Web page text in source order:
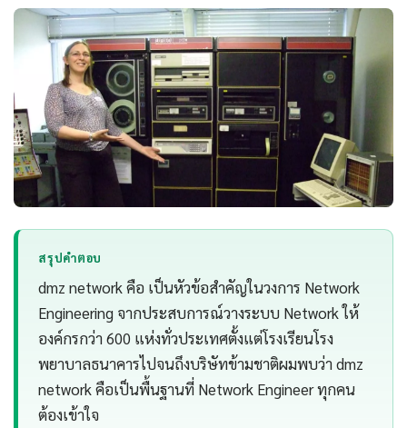
สรุปคำตอบ
dmz network คือ เป็นหัวข้อสำคัญในวงการ Network
Engineering จากประสบการณ์วางระบบ Network ให้
องค์กรกว่า 600 แห่งทั่วประเทศตั้งแต่โรงเรียนโรง
พยาบาลธนาคารไปจนถึงบริษัทข้ามชาติผมพบว่า dmz
network คือเป็นพื้นฐานที่ Network Engineer ทุกคน
ต้องเข้าใจ